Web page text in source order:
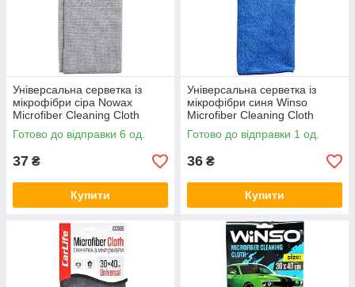
Універсальна серветка із
мікрофібри сіра Nowax
Microfiber Cleaning Cloth
30×30см
Готово до відправки 6 од.
37 ₴
Купити
Універсальна серветка із
мікрофібри синя Winso
Microfiber Cleaning Cloth
30×30см
Готово до відправки 1 од.
36 ₴
Купити